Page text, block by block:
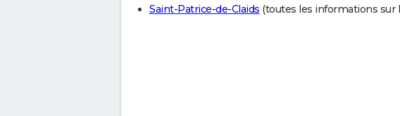
Saint-Patrice-de-Claids (toutes les informations sur